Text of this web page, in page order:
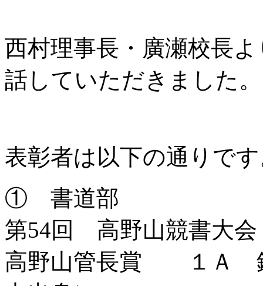
西村理事長・廣瀬校長
話していただきました。
表彰者は以下の通りで
① 書道部
第54回 高野山競書大
高野山管長賞 １Ａ